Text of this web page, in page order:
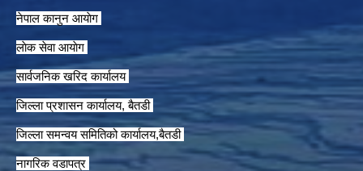
नेपाल कानुन आयाेग
लाेक सेवा आयाेग
सार्वजनिक खरिद कार्यालय
जिल्ला प्रशासन कार्यालय, बैतडी
जिल्ला समन्वय समितिको कार्यालय,बैतडी
नागरिक वडापत्र